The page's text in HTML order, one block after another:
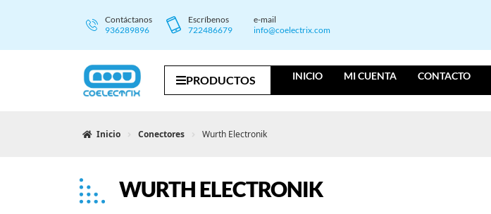
Contáctanos
936289896
Escríbenos
722486679
e-mail
info@coelectrix.com
PRODUCTOS INICIO MI CUENTA CONTACTO
Inicio Conectores Wurth Electronik
WURTH ELECTRONIK